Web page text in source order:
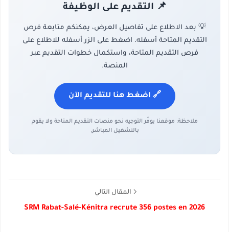
📌 التقديم على الوظيفة
💡 بعد الاطلاع على تفاصيل العرض، يمكنكم متابعة فرص
التقديم المتاحة أسفله. اضغط على الزر أسفله للاطلاع على
فرص التقديم المتاحة، واستكمال خطوات التقديم عبر
المنصة.
🔗 اضغط هنا للتقديم الآن
ملاحظة: موقعنا يوفّر التوجيه نحو منصات التقديم المتاحة ولا يقوم
بالتشغيل المباشر.
المقال التالي
SRM Rabat-Salé-Kénitra recrute 356 postes en 2026